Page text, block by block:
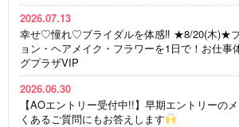
2026.07.13
幸せ♡憧れ♡ブライダルを体感‼ ★8/20(木)★
ョン・ヘアメイク・フラワーを1日で！お仕事
グプラザVIP
2026.06.30
【AOエントリー受付中!!】早期エントリーの
くあるご質問にもお答えします